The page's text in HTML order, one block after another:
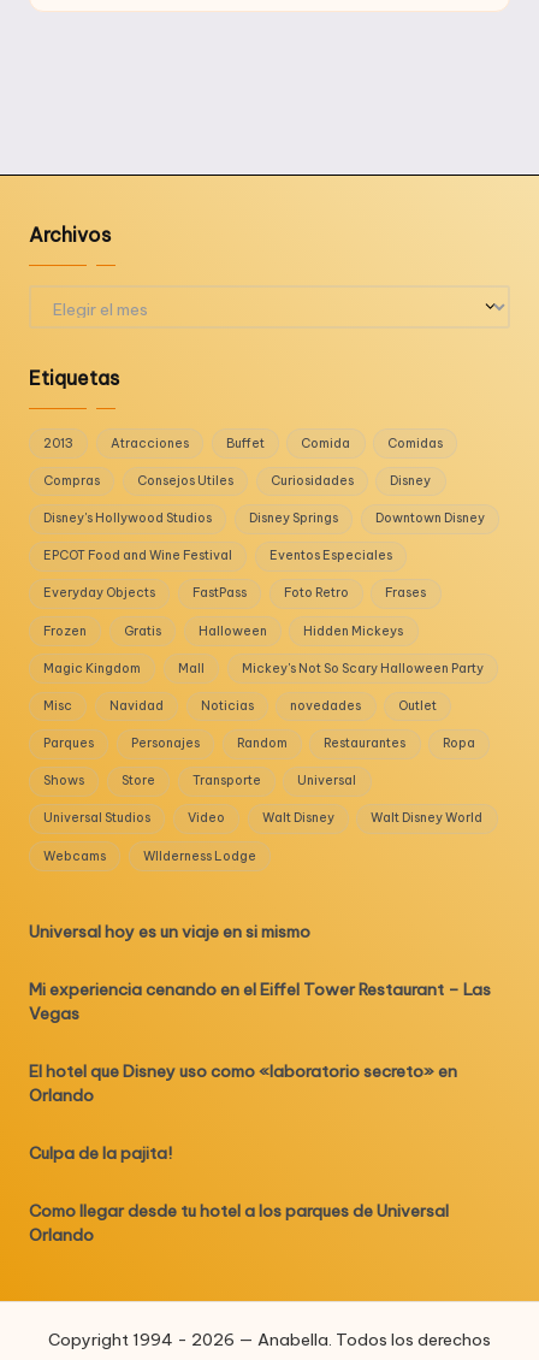
por
Archivos
Etiquetas
2013 Atracciones Buffet Comida Comidas
Compras Consejos Utiles Curiosidades Disney
Disney's Hollywood Studios Disney Springs Downtown Disney
EPCOT Food and Wine Festival Eventos Especiales
Everyday Objects FastPass Foto Retro Frases
Frozen Gratis Halloween Hidden Mickeys
Magic Kingdom Mall Mickey's Not So Scary Halloween Party
Misc Navidad Noticias novedades Outlet
Parques Personajes Random Restaurantes Ropa
Shows Store Transporte Universal
Universal Studios Video Walt Disney Walt Disney World
Webcams WIlderness Lodge
Universal hoy es un viaje en si mismo
Mi experiencia cenando en el Eiffel Tower Restaurant – Las
Vegas
El hotel que Disney uso como «laboratorio secreto» en
Orlando
Culpa de la pajita!
Como llegar desde tu hotel a los parques de Universal
Orlando
Copyright 1994 - 2026 — Anabella. Todos los derechos